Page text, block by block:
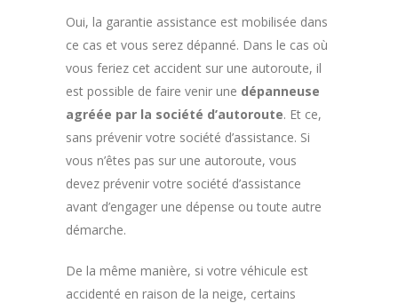
Oui, la garantie assistance est mobilisée dans
ce cas et vous serez dépanné. Dans le cas où
vous feriez cet accident sur une autoroute, il
est possible de faire venir une dépanneuse
agréée par la société d’autoroute. Et ce,
sans prévenir votre société d’assistance. Si
vous n’êtes pas sur une autoroute, vous
devez prévenir votre société d’assistance
avant d’engager une dépense ou toute autre
démarche.
De la même manière, si votre véhicule est
accidenté en raison de la neige, certains